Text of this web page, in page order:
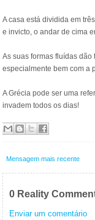
A casa está dividida em
e invicto, o andar de cima
As suas formas fluídas
especialmente bem com a
A Grécia pode ser uma
invadem todos os dias!
Mensagem mais recente
0 Reality
Enviar um comentário